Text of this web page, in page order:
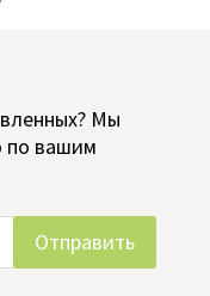
Мы
по вашим